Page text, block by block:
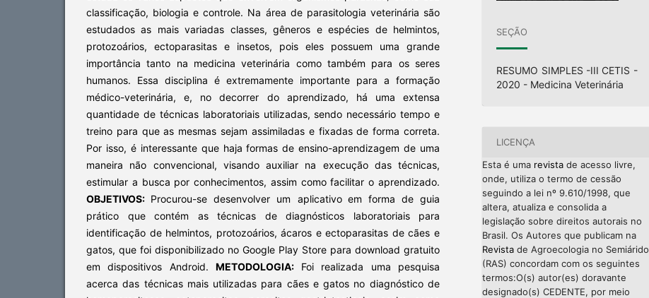
classificação, biologia e controle. Na área de parasitologia veterinária são
estudados as mais variadas classes, gêneros e espécies de helmintos,
protozoários, ectoparasitas e insetos, pois eles possuem uma grande
importância tanto na medicina veterinária como também para os seres
humanos. Essa disciplina é extremamente importante para a formação
médico-veterinária, e, no decorrer do aprendizado, há uma extensa
quantidade de técnicas laboratoriais utilizadas, sendo necessário tempo e
treino para que as mesmas sejam assimiladas e fixadas de forma correta.
Por isso, é interessante que haja formas de ensino-aprendizagem de uma
maneira não convencional, visando auxiliar na execução das técnicas,
estimular a busca por conhecimentos, assim como facilitar o aprendizado.
OBJETIVOS: Procurou-se desenvolver um aplicativo em forma de guia
prático que contém as técnicas de diagnósticos laboratoriais para
identificação de helmintos, protozoários, ácaros e ectoparasitas de cães e
gatos, que foi disponibilizado no Google Play Store para download gratuito
em dispositivos Android.METODOLOGIA: Foi realizada uma pesquisa
acerca das técnicas mais utilizadas para cães e gatos no diagnóstico de
SEÇÃO
RESUMO SIMPLES -III CETIS -
2020 - Medicina Veterinária
LICENÇA
Esta é uma revista de acesso livre,
onde, utiliza o termo de cessão
seguindo a lei nº 9.610/1998, que
altera, atualiza e consolida a
legislação sobre direitos autorais no
Brasil. Os Autores que publicam na
Revista de Agroecologia no Semiárido
(RAS) concordam com os seguintes
termos:O(s) autor(es) doravante
designado(s) CEDENTE, por meio